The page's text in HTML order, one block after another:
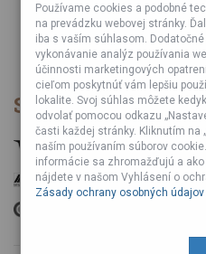
Testy výrobkov
Ekológia
Veľkoobchod
Spôsob platby
Používame cookies a podobné
na prevádzku webovej stránky.
iba s vaším súhlasom.
vykonávanie analýz používania
účinnosti marketingových
cieľom poskytnúť vám lepšiu
lokalite. Svoj súhlas môžete
odvolať pomocou odkazu
časti každej stránky. Kliknutím na
naším používaním súborov
informácie sa zhromažďujú a
nájdete v našom Vyhlásení o
Zásady ochrany osobných údajov